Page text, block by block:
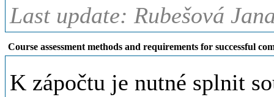
Last update: Rubešová
Course assessment methods and requirements for successful
K zápočtu je nutné splnit